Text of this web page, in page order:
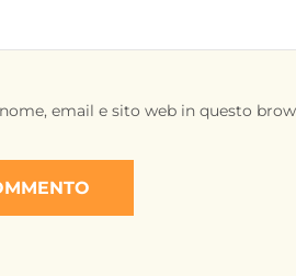
email e sito web in questo